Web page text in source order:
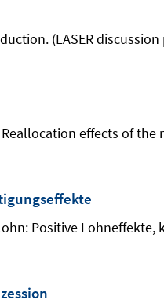
(LASER discussion
effects of the
Positive Lohneffekte,